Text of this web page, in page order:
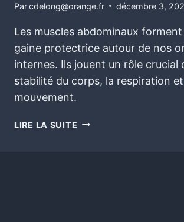
Parcdelong@orange.fr décembre 3,
Les muscles abdominaux
gaine protectrice autour de nos
internes. Ils jouent un rôle crucial
stabilité du corps, la respiration
mouvement.
LIRE LA SUITE